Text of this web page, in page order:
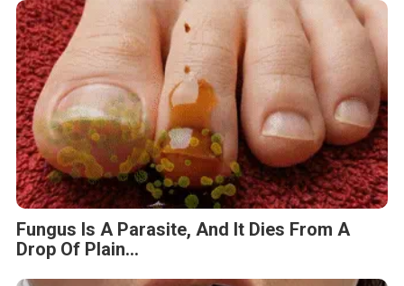
Fungus Is A Parasite, And It Dies From A
Drop Of Plain...